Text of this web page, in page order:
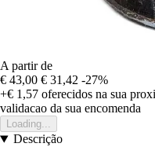
A partir de
€ 43,00 € 31,42 -27%
+€ 1,57 oferecidos na sua
validacao da sua encomenda
Loading...
Descrição